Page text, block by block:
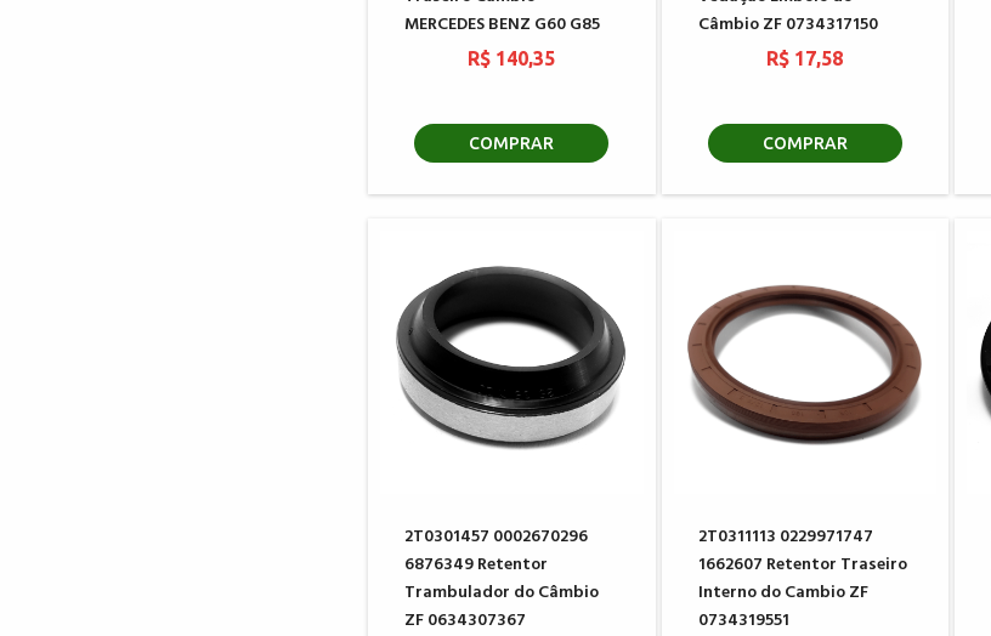
MERCEDES BENZ G60 G85
R$ 140,35
COMPRAR
Câmbio ZF 0734317150
R$ 17,58
COMPRAR
2T0301457 0002670296
6876349 Retentor
Trambulador do Câmbio
ZF 0634307367
2T0311113 0229971747
1662607 Retentor Traseiro
Interno do Cambio ZF
0734319551